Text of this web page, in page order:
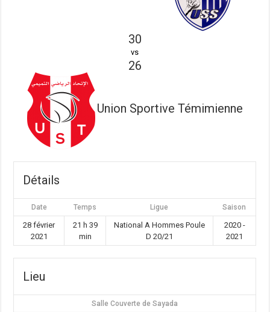
30
vs
26
Union Sportive Témimienne
Détails
Date Temps Ligue Saison
28 février
2021
21 h 39
min
National A Hommes Poule
D 20/21
2020 -
2021
Lieu
Salle Couverte de Sayada